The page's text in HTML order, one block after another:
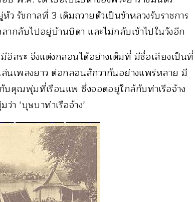
ว รัชกาลที่ 3 เดิมถวายตัวเป็นข้าหลวงรับราชการ
กลับไปอยู่บ้านบิดา และไม่กลับเข้าไปในวังอีก
ระ จึงแต่งกลอนได้อย่างเต็มที่ มีชื่อเสียงเป็นที่
นเพลงยาว ต่อกลอนสักวากันอย่างแพร่หลาย มี
คุณพุ่มที่เรือนแพ ซึ่งจอดอยู่ใกล้กับท่าเรือจ้าง
‘บุษบาท่าเรือจ้าง’